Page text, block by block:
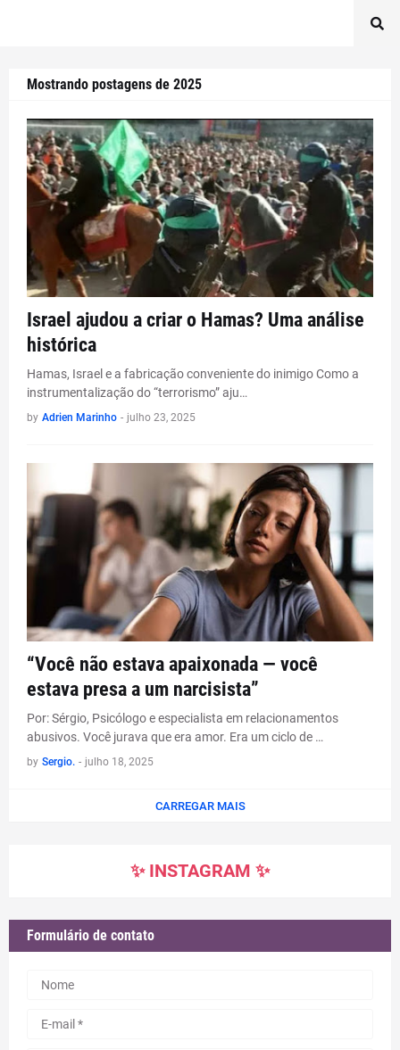
Mostrando postagens de 2025
Israel ajudou a criar o Hamas? Uma análise
histórica
Hamas, Israel e a fabricação conveniente do inimigo Como a
instrumentalização do “terrorismo” aju…
by Adrien Marinho - julho 23, 2025
“Você não estava apaixonada — você
estava presa a um narcisista”
Por: Sérgio, Psicólogo e especialista em relacionamentos
abusivos. Você jurava que era amor. Era um ciclo de …
by Sergio. - julho 18, 2025
CARREGAR MAIS
✨ INSTAGRAM ✨
Formulário de contato